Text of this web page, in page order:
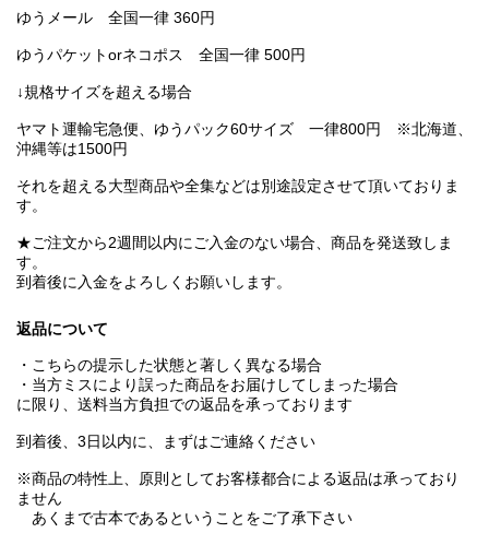
ゆうメール 全国一律 360円
ゆうパケットorネコポス 全国一律 500円
↓規格サイズを超える場合
ヤマト運輸宅急便、ゆうパック60サイズ 一律800円 ※北海道、
沖縄等は1500円
それを超える大型商品や全集などは別途設定させて頂いておりま
す。
★ご注文から2週間以内にご入金のない場合、商品を発送致しま
す。
到着後に入金をよろしくお願いします。
返品について
・こちらの提示した状態と著しく異なる場合
・当方ミスにより誤った商品をお届けしてしまった場合
に限り、送料当方負担での返品を承っております
到着後、3日以内に、まずはご連絡ください
※商品の特性上、原則としてお客様都合による返品は承っており
ません
あくまで古本であるということをご了承下さい